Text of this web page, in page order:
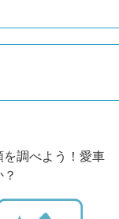
調べよう！愛車